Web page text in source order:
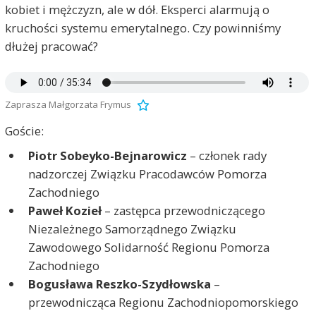
kobiet i mężczyzn, ale w dół. Eksperci alarmują o
kruchości systemu emerytalnego. Czy powinniśmy
dłużej pracować?
Zaprasza Małgorzata Frymus
Goście:
Piotr Sobeyko-Bejnarowicz – członek rady
nadzorczej Związku Pracodawców Pomorza
Zachodniego
Paweł Kozieł– zastępca przewodniczącego
Niezależnego Samorządnego Związku
Zawodowego Solidarność Regionu Pomorza
Zachodniego
Bogusława Reszko-Szydłowska –
przewodnicząca Regionu Zachodniopomorskiego